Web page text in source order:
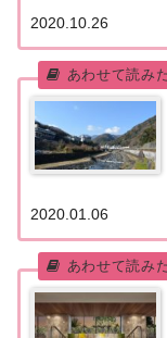
2020.10.26
2020.01.06